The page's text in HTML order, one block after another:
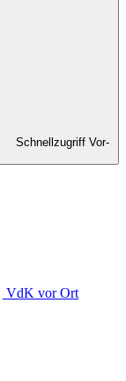
Schnellzugriff Vor-
VdK vor Ort